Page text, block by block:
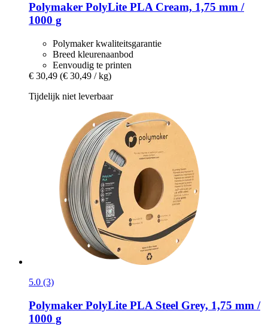
Polymaker PolyLite PLA Cream, 1,75 mm /
1000 g
Polymaker kwaliteitsgarantie
Breed kleurenaanbod
Eenvoudig te printen
€ 30,49 (€ 30,49 / kg)
Tijdelijk niet leverbaar
5.0 (3)
Polymaker PolyLite PLA Steel Grey, 1,75 mm /
1000 g